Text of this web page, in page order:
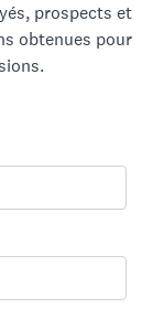
prospects et
obtenues pour